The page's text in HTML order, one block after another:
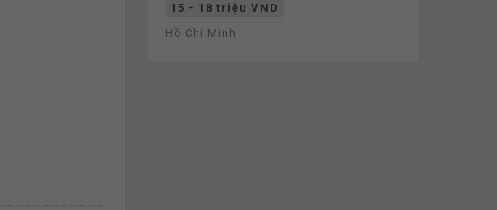
15 - 18 triệu VND
Hồ Chí Minh